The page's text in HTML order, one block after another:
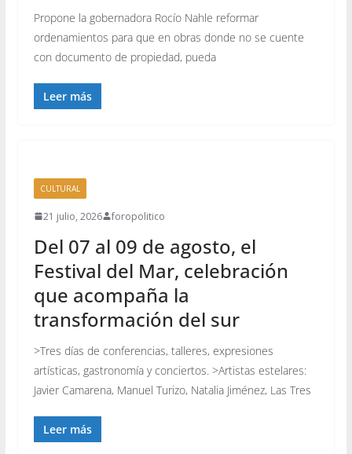
Propone la gobernadora Rocío Nahle reformar
ordenamientos para que en obras donde no se cuente
con documento de propiedad, pueda
Leer más
CULTURAL
21 julio, 2026 foropolitico
Del 07 al 09 de agosto, el
Festival del Mar, celebración
que acompaña la
transformación del sur
>Tres días de conferencias, talleres, expresiones
artísticas, gastronomía y conciertos. >Artistas estelares:
Javier Camarena, Manuel Turizo, Natalia Jiménez, Las Tres
Leer más